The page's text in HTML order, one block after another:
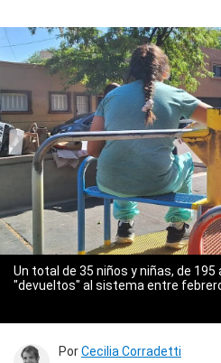
Un total de 35 niños y niñas, de
"devueltos" al sistema entre febrero
PorCecilia Corradetti